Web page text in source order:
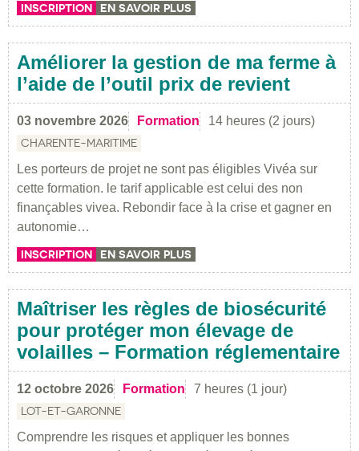
INSCRIPTION EN SAVOIR PLUS
Améliorer la gestion de ma ferme à
l’aide de l’outil prix de revient
03 novembre 2026 Formation 14 heures (2 jours)
CHARENTE-MARITIME
Les porteurs de projet ne sont pas éligibles Vivéa sur
cette formation. le tarif applicable est celui des non
finançables vivea. Rebondir face à la crise et gagner en
autonomie…
INSCRIPTION EN SAVOIR PLUS
Maîtriser les règles de biosécurité
pour protéger mon élevage de
volailles – Formation réglementaire
12 octobre 2026 Formation 7 heures (1 jour)
LOT-ET-GARONNE
Comprendre les risques et appliquer les bonnes